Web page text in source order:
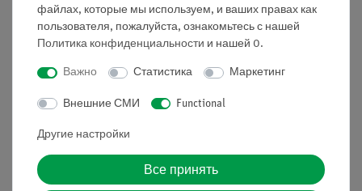
В данном эксперименте рассматриваются различные
КПД электролизера.
решений, включающего в себя в общей
сложности 10 экспериментов по технологии
источников энергии
Используемый источник питания универсален и
файлах, которые мы используем, и ваших правах как
пользователя, пожалуйста, ознакомьтесь с нашей
Политика конфиденциальности и нашей 0.
Важно Статистика Маркетинг
Внешние СМИ Functional
Другие настройки
Все принять